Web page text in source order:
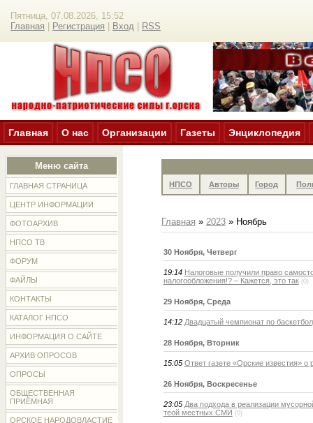
Пятница, 07.08.2026, 15:52
Главная
Регистрация Вход RSS
Главная О нас Организации Газеты Энциклопедия
Меню сайта
ГЛАВНАЯ СТРАНИЦА
ЦЕНТР ИНФОРМАЦИИ
ФОТОАРХИВ
НПСО ТВ
ФОРУМ
ФАЙЛЫ
КОНТАКТЫ
КАТАЛОГ НПСО
ИНФОРМАЦИЯ О САЙТЕ
АРХИВ ОПРОСОВ
ОПРОСЫ
ОБЩЕСТВЕННАЯ
ПРИЁМНАЯ
ОРСКОЕ НАРОДОВЛАСТИЕ
НПСО Авторы Город
Главная » 2023 » Ноябрь
30 Ноября, Четверг
19:14 Налоговые получили право
налогообложения!? – Кажется, это так (0)
29 Ноября, Среда
14:12 Двадцатый чемпионат по
28 Ноября, Вторник
15:05 Ответ газете «Орские известия» о
26 Ноября, Воскресенье
23:05 Два подхода в реализации
теой местных СМИ (0)